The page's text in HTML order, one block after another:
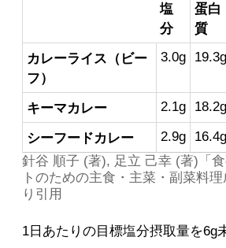
塩
分
蛋白
質
カレーライス（ビー
フ）
3.0g 19.3g
キーマカレー 2.1g 18.2g
シーフードカレー 2.9g 16.4g
針谷 順子 (著), 足立 己幸 (著)「
トのための主食・主菜・副菜料
り引用
1日あたりの目標塩分摂取量を6g